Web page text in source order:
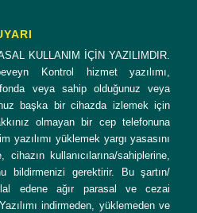
KULLANIM İÇİN YAZILIMDIR.
Kontrol hizmet yazılımı,
veya sahip olduğunuz veya
başka bir cihazda izlemek için
olmayan bir cep telefonuna
yazılımı yüklemek yargı yasasını
kullanıcılarına/sahiplerine,
bildirmenizi gerektirir. Bu şartın/
edene ağır parasal ve cezai
indirmeden, yüklemeden ve